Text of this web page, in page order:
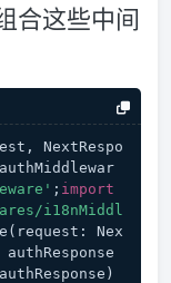
合这些中间
NextRespo
; import
i18nMiddl
Nex